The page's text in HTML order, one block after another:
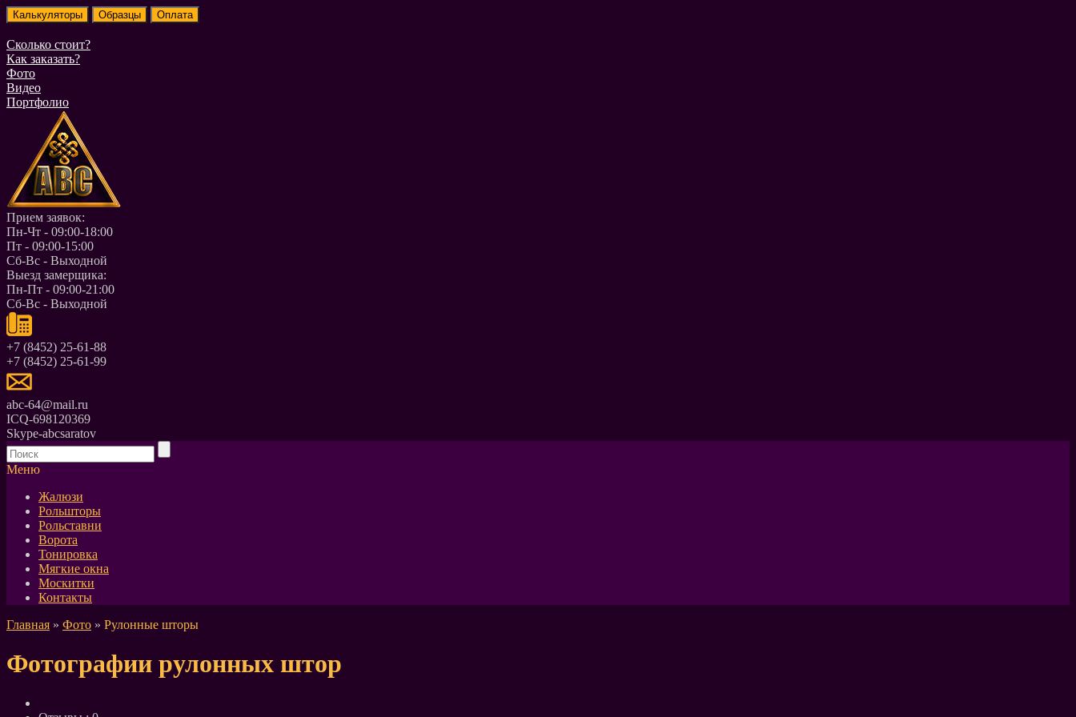
Сколько стоит?
Как заказать?
Фото
Видео
Портфолио
Прием заявок:
Пн-Чт - 09:00-18:00
Пт - 09:00-15:00
Сб-Вс - Выходной
Выезд замерщика:
Пн-Пт - 09:00-21:00
Сб-Вс - Выходной
+7 (8452) 25-61-88
+7 (8452) 25-61-99
abc-64@mail.ru
ICQ-698120369
Skype-abcsaratov
Меню
Жалюзи
Рольшторы
Рольставни
Ворота
Тонировка
Мягкие окна
Москитки
Контакты
Главная » Фото » Рулонные шторы
Фотографии рулонных штор